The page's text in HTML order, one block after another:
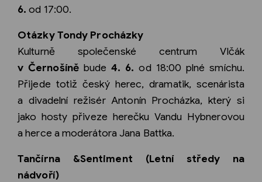
6. od 17:00.
Otázky Tondy Procházky
Kulturně společenské centrum Vlčák
v Černošíněbude4. 6. od 18:00 plné smíchu.
Přijede totiž český herec, dramatik, scenárista
a divadelní režisér Antonín Procházka, který si
jako hosty přiveze herečku Vandu Hybnerovou
a herce a moderátora Jana Battka.
Tančírna &Sentiment (Letní středy na
nádvoří)